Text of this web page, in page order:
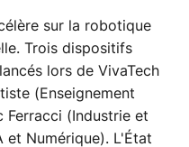
sur la robotique
Trois dispositifs
lors de VivaTech
(Enseignement
Ferracci (Industrie et
et Numérique). L'État